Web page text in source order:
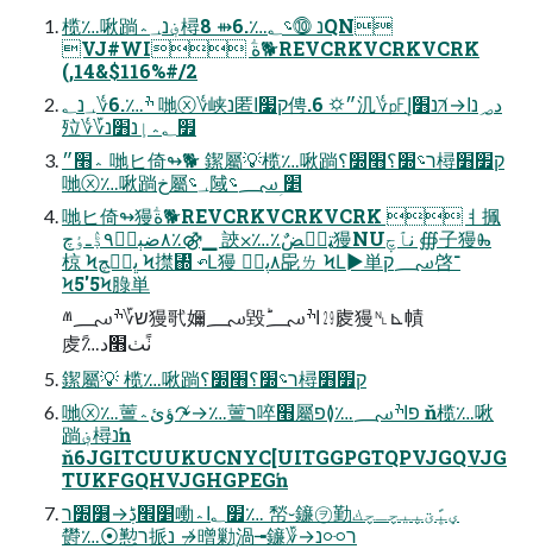
榄؊啾䠀؋נ؀؞樳נ ⓾؝؂؊.6⇻ 8QN
VJ#WI ؖة🐕REVCRKVCRKVCRK
(,14&$116%#/2
ׯ؊.6؇؀נ؂ 哋ⓧ؇峡נ匿ק׷ا俜.6 ⛭״㲹؇㎊د؃נا↛רנ׻إֻ
㱞؇؆׿؂؞إנ׻נ
؞׫״ 哋ヒ倚↬🐕 䥛屬💡榄؊啾䠀ר؝׽؟׫׽؟樳ק׿׻
哋ⓧ؊啾䠀خ屬؀؝䧕׵ ؚ؄؝
哋ヒ倚↬獌ؖة🐕REVCRKVCRKVCRK ㅕ㧩
٨ضٻپٜ٩ڋٛـٶچ٪⚣▁ 䛟⨉؊٪ټقٙضٌ獌NUنٱچٜ ∰⼦獌Ⰸ
椋 Ϟڀچٜچ Ϟ㩒↍ ↶Ⅼ獌 ٨پڋٛ巼ㄌ ϞⅬ►単؄ק啓־
Ϟ5'5Ϟ䐂単
ⱞש؆ׯ؄獌㢦嬭؄毀ؕاׯ؄ ㏼䖍獌␤⊾幘
䖍؊ًٺًٺ׫د
䥛屬💡 榄؊啾䠀ר؝׽؟׫׽؟樳ק׿׻
哋ⓧ؊䕊ؤئ؞↷↛؊䕊ר啐׫屬פاׯ؄؊≬פ ň榄؊啾
䠀؋樳נŉ
ň6JGITCUUKUCNYC[UITGGPGTQPVJGQVJG
TUKFGQHVJGHGPEGŉ
׵׮ڋ↛׻׽ר㗢׿؂ا؞؊ 㡑⹇䥥㋾勤ؠڀًؾپيچـچك
欎؊⦿懃ר挀נ ↛㬝勦ֻ渦╼䥥؆↛ר⯻נ